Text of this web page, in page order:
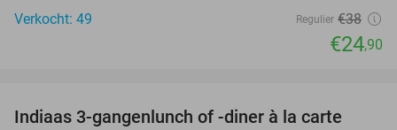
Verkocht: 49
Regulier €38
€24,90
Indiaas 3-gangenlunch of -diner à la carte